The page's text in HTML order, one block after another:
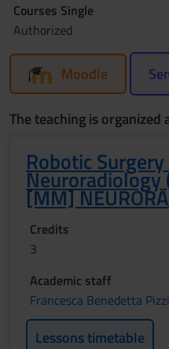
Courses Single
Authorized
Moodle
The teaching is organized
Robotic
[MM]
Credits
3
Academic staff
Francesca Benedetta
Lessons timetable